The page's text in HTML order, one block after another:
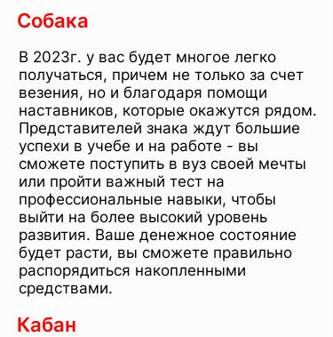
Собака
В 2023г. у вас будет многое легко
получаться, причем не только за счет
везения, но и благодаря помощи
наставников, которые окажутся рядом.
Представителей знака ждут большие
успехи в учебе и на работе - вы
сможете поступить в вуз своей мечты
или пройти важный тест на
профессиональные навыки, чтобы
выйти на более высокий уровень
развития. Ваше денежное состояние
будет расти, вы сможете правильно
распорядиться накопленными
средствами.
Кабан